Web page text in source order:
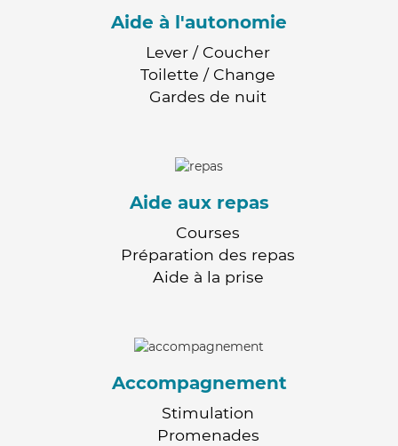
Aide à l'autonomie
Lever / Coucher
Toilette / Change
Gardes de nuit
Aide aux repas
Courses
Préparation des repas
Aide à la prise
Accompagnement
Stimulation
Promenades